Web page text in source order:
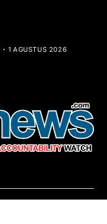
1 AGUSTUS 2026